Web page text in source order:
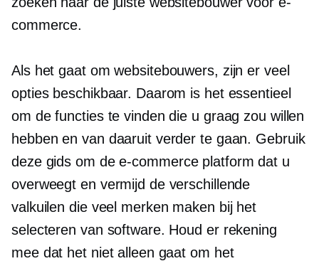
commerce.
Als het gaat om websitebouwers, zijn er veel
opties beschikbaar. Daarom is het essentieel
om de functies te vinden die u graag zou willen
hebben en van daaruit verder te gaan. Gebruik
deze gids om dee-commerceplatform dat u
overweegt en vermijd de verschillende
valkuilen die veel merken maken bij het
selecteren van software. Houd er rekening
mee dat het niet alleen gaat om het